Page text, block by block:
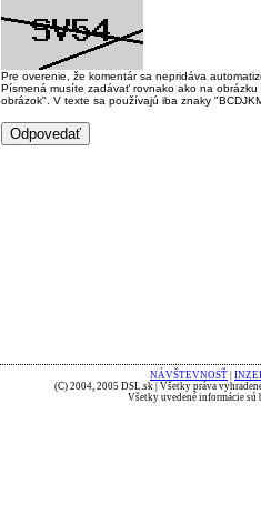
Pre overenie, že komentár sa nepridáva
Písmená musíte zadávať rovnako ako na
obrázok". V texte sa používajú iba znaky
NÁVŠTEVNOSŤ
(C) 2004, 2005 DSL.sk | Všetky práva
Všetky uvedené informácie sú